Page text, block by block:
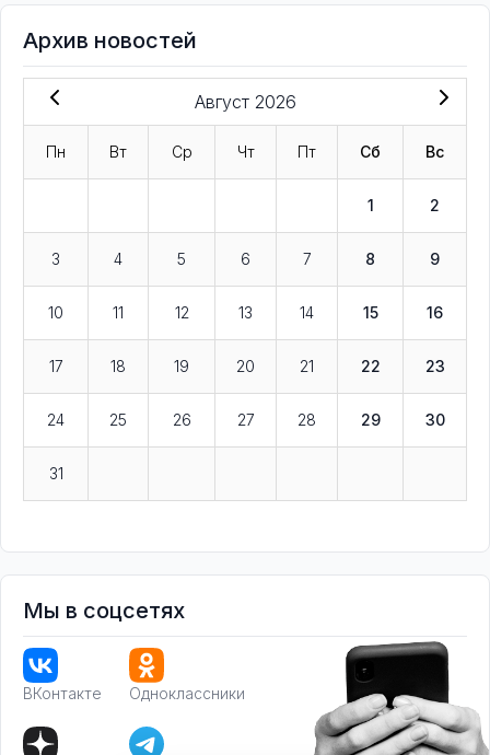
Архив новостей
Август 2026
Пн Вт Ср Чт Пт Сб Вс
1 2
3 4 5 6 7 8 9
10 11 12 13 14 15 16
17 18 19 20 21 22 23
24 25 26 27 28 29 30
31
Мы в соцсетях
ВКонтакте Одноклассники